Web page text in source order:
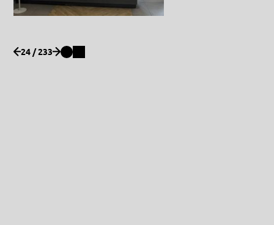
24 / 233